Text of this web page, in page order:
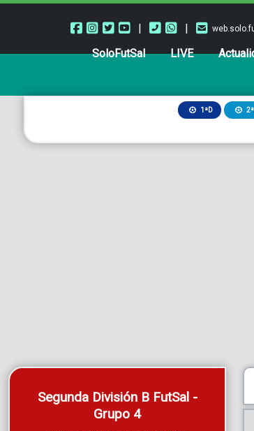
| |
SoloFutSal LIVE
1ªD
Segunda División B FutSal -
Grupo 4